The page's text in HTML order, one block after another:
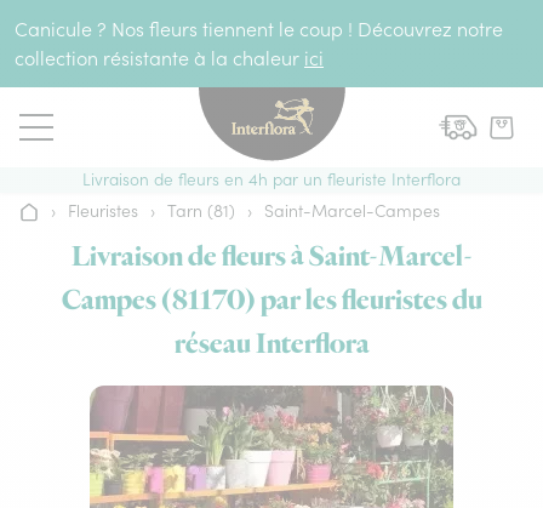
Canicule ? Nos fleurs tiennent le coup ! Découvrez notre
collection résistante à la chaleur ici
Livraison de fleurs en 4h par un fleuriste Interflora
Accueil
› Fleuristes › Tarn (81) › Saint-Marcel-Campes
Livraison de fleurs à Saint-Marcel-
Campes (81170) par les fleuristes du
réseau Interflora